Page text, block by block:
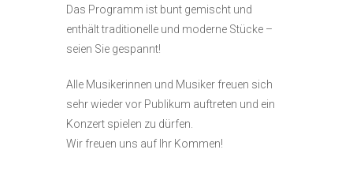
Das Programm ist bunt gemischt und
enthält traditionelle und moderne Stücke –
seien Sie gespannt!
Alle Musikerinnen und Musiker freuen sich
sehr wieder vor Publikum auftreten und ein
Konzert spielen zu dürfen.
Wir freuen uns auf Ihr Kommen!